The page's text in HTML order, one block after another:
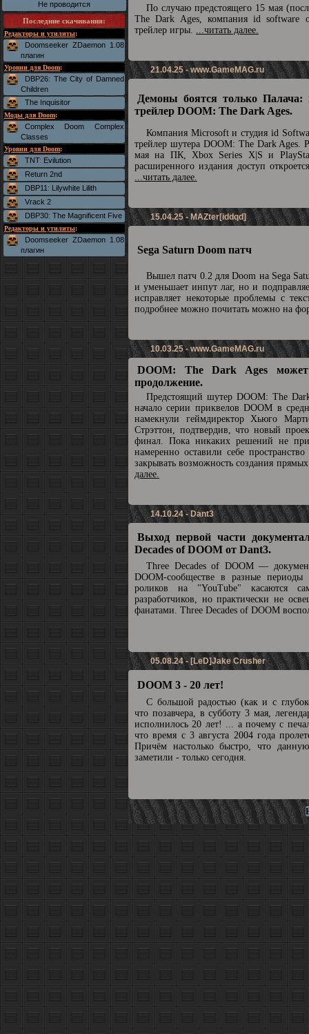
Не проводится
Последние скачивания:
Редакторы и утилиты:
Doomseeker ZDaemon 1.08
плагин
Уровни для Doom:
DBP26: The City of Damned
Children
The Inquisitor
Моды для Doom:
Complex Doom Complex
Classes
Уровни для Doom:
TNT: Evilution
Return 2nd
DBP11: Lilywhite Lilith
Vrack 2
DBP30: The Magnificent Five
Редакторы и утилиты:
Doomseeker ZDaemon 1.08
плагин
По случаю предстоящего 15 мая
The Dark Ages, компания id software
трейлер игры. ...читать далее.
21.04.25 -www.GameMAG.ru
Демоны боятся только Палача:
трейлер DOOM: The Dark Ages.
Компания Microsoft и студия id
трейлер шутера DOOM: The Dark Ages.
мая на ПК, Xbox Series X|S и
расширенного издания доступ
...читать далее.
15.04.25 - MAZter[iddqd]
Sega Saturn Doom патч
Вышел патч 0.2 для Doom на Sega
и уменьшает инпут лаг, но и
исправляет некоторые проблемы с
подробнее можно почитать можно на
10.03.25 -www.GameMAG.ru
DOOM: The Dark Ages может
продолжение.
Предстоящий шутер DOOM: The
начало серии приквелов DOOM в
намекнули геймдиректор Хьюго
Стрэттон, подтвердив, что новый
финал. Пока никаких решений не
намеренно оставили себе
закрывать возможность создания
далее.
14.10.24 - Dant3
Выход первой части
Decades of DOOM от Dant3.
Three Decades of DOOM —
DOOM-сообществе в разные периоды
роликов на "YouTube" касаются
разработчиков, но практически не
фанатами. Three Decades of DOOM
05.08.24 - [LeD]Jake Crusher
DOOM 3 - 20 лет!
С большой радостью (как и с
что позавчера, в субботу 3 мая,
исполнилось 20 лет! ... а почему с
что время с 3 августа 2004 года
Причём настолько быстро, что
заметили - только сегодня.